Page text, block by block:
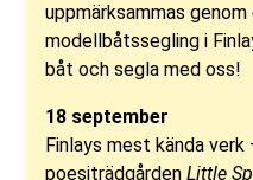
uppmärksammas
modellbåtssegling i
båt och segla med oss!
18 september
Finlays mest kända
poesiträdgårdenLittle